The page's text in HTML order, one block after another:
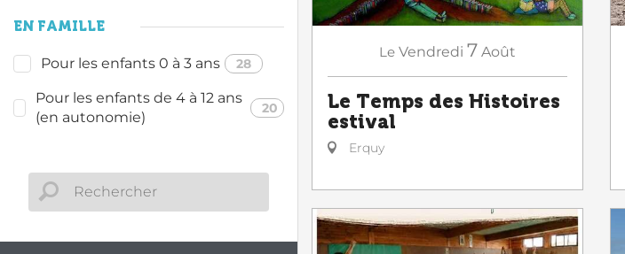
EN FAMILLE
Pour les enfants 0 à 3 ans 28
Pour les enfants de 4 à 12 ans
(en autonomie)
20
Le Vendredi 7 Août
Le Temps des Histoires
estival
Erquy